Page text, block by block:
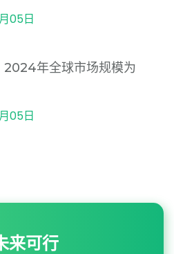
05日
2024年全球市场规模为
05日
来可行